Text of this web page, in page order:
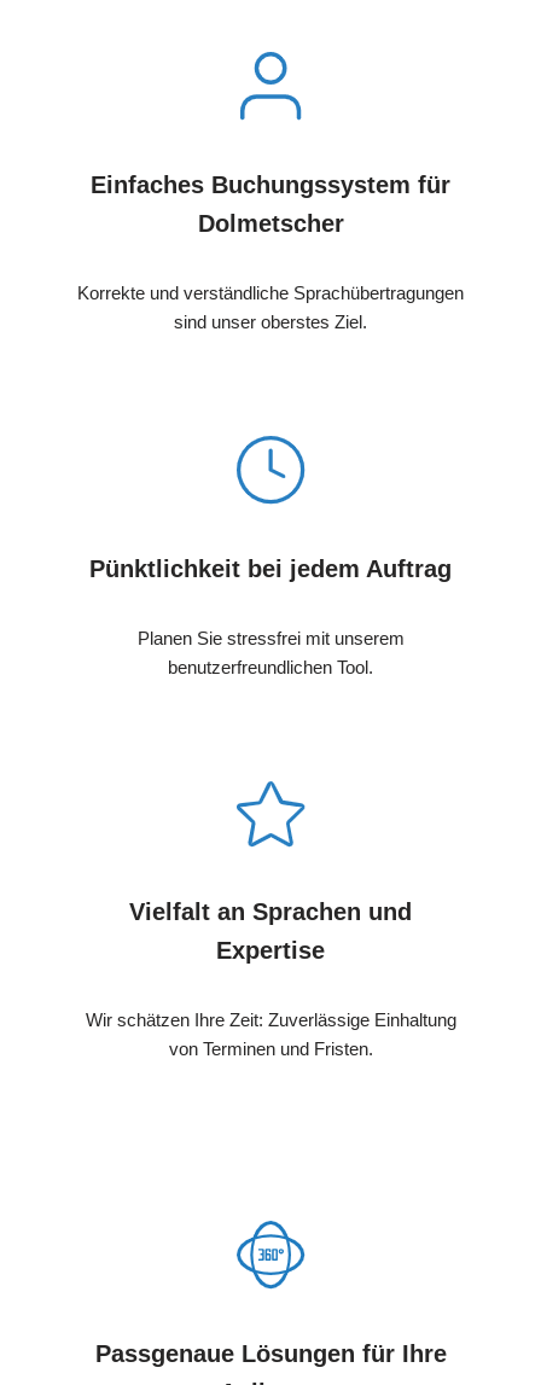
Einfaches Buchungssystem für
Dolmetscher
Korrekte und verständliche Sprachübertragungen
sind unser oberstes Ziel.
Pünktlichkeit bei jedem Auftrag
Planen Sie stressfrei mit unserem
benutzerfreundlichen Tool.
Vielfalt an Sprachen und
Expertise
Wir schätzen Ihre Zeit: Zuverlässige Einhaltung
von Terminen und Fristen.
Passgenaue Lösungen für Ihre